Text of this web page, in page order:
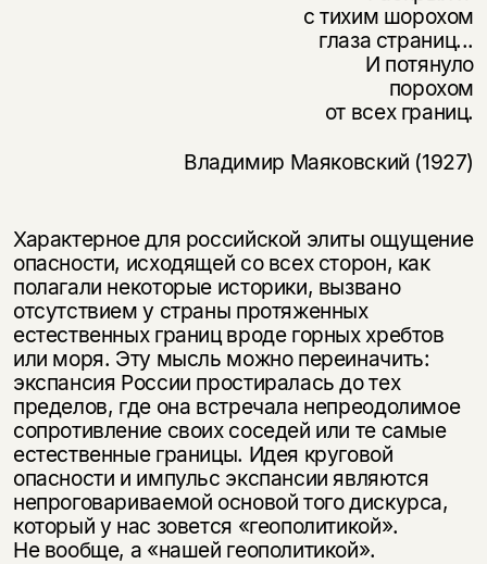
с тихим шорохом
глаза страниц...
И потянуло
порохом
от всех границ.
Владимир Маяковский (1927)
Характерное для российской элиты ощущение
опасности, исходящей со всех сторон, как
полагали некоторые историки, вызвано
отсутствием у страны протяженных
естественных границ вроде горных хребтов
или моря. Эту мысль можно переиначить:
экспансия России простиралась до тех
пределов, где она встречала непреодолимое
сопротивление своих соседей или те самые
естественные границы. Идея круговой
опасности и импульс экспансии являются
непроговариваемой основой того дискурса,
который у нас зовется «геополитикой».
Не вообще, а «нашей геополитикой».